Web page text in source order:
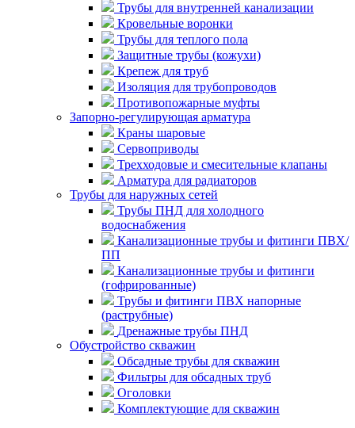
Трубы для внутренней канализации
Кровельные воронки
Трубы для теплого пола
Защитные трубы (кожухи)
Крепеж для труб
Изоляция для трубопроводов
Противопожарные муфты
Запорно-регулирующая арматура
Краны шаровые
Сервоприводы
Трехходовые и смесительные клапаны
Арматура для радиаторов
Трубы для наружных сетей
Трубы ПНД для холодного
водоснабжения
Канализационные трубы и фитинги ПВХ/
ПП
Канализационные трубы и фитинги
(гофрированные)
Трубы и фитинги ПВХ напорные
(раструбные)
Дренажные трубы ПНД
Обустройство скважин
Обсадные трубы для скважин
Фильтры для обсадных труб
Оголовки
Комплектующие для скважин